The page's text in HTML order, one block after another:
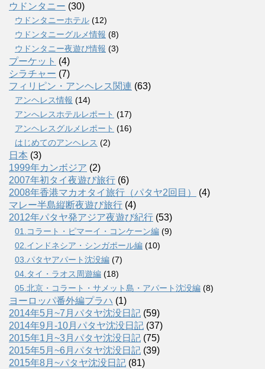
ウドンタニー (30)
ウドンタニーホテル (12)
ウドンタニーグルメ情報 (8)
ウドンタニー夜遊び情報 (3)
プーケット (4)
シラチャー (7)
フィリピン・アンヘレス関連 (63)
アンヘレス情報 (14)
アンへレスホテルレポート (17)
アンヘレスグルメレポート (16)
はじめてのアンヘレス (2)
日本 (3)
1999年カンボジア (2)
2007年初タイ夜遊び旅行 (6)
2008年香港マカオタイ旅行（パタヤ2回目）
(4)
マレー半島縦断夜遊び旅行 (4)
2012年パタヤ発アジア夜遊び紀行 (53)
01.コラート・ピマーイ・コンケーン編 (9)
02.インドネシア・シンガポール編 (10)
03.パタヤアパート沈没編 (7)
04.タイ・ラオス周遊編 (18)
05.北京・コラート・サメット島・アパート沈没編 (8)
ヨーロッパ番外編プラハ (1)
2014年5月~7月パタヤ沈没日記 (59)
2014年9月-10月パタヤ沈没日記 (37)
2015年1月~3月パタヤ沈没日記 (75)
2015年5月~6月パタヤ沈没日記 (39)
2015年8月~パタヤ沈没日記 (81)